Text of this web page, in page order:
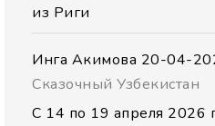
из Риги
Инга Акимова 20-04-
Сказочный Узбекистан
С 14 по 19 апреля 2026